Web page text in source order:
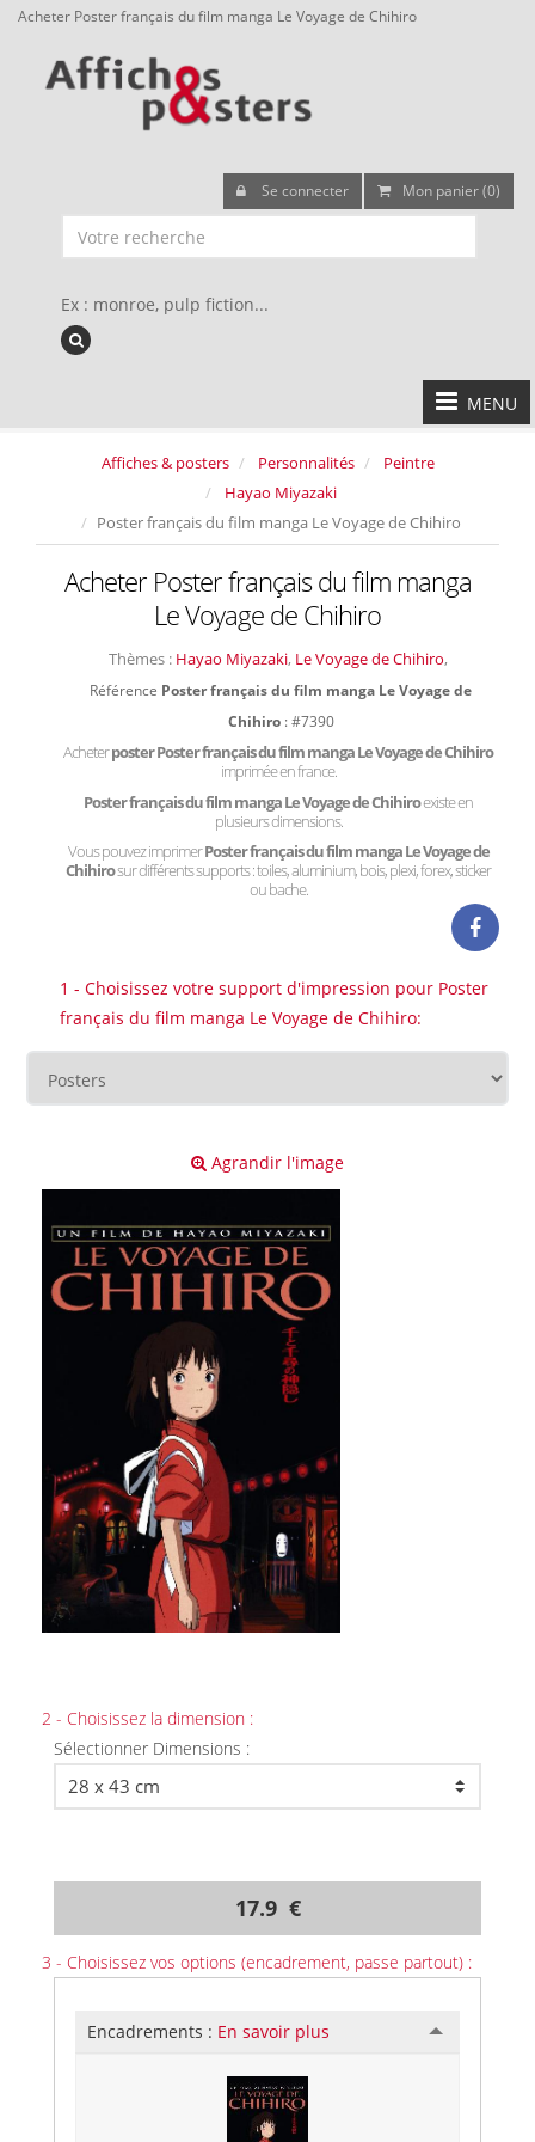
Acheter Poster français du film manga Le Voyage de Chihiro
Se connecter Mon panier (0)
Ex : monroe, pulp fiction...
MENU
Affiches & posters Personnalités
Peintre
Hayao Miyazaki
Poster français du film manga Le Voyage de Chihiro
Acheter Poster français du film manga
Le Voyage de Chihiro
Thèmes : Hayao Miyazaki, Le Voyage de Chihiro,
Référence Poster français du film manga Le Voyage de
Chihiro : #7390
Acheterposter Poster français du film manga Le Voyage de Chihiro
imprimée en france.
Poster français du film manga Le Voyage de Chihiroexiste en
plusieurs dimensions.
Vous pouvez imprimerPoster français du film manga Le Voyage de
Chihirosur différents supports : toiles, aluminium, bois, plexi, forex, sticker
ou bache.
1 - Choisissez votre support d'impression pour Poster
français du film manga Le Voyage de Chihiro:
Agrandir l'image
2 - Choisissez la dimension :
Sélectionner Dimensions :
17.9 €
3 - Choisissez vos options (encadrement, passe partout) :
Encadrements : En savoir plus